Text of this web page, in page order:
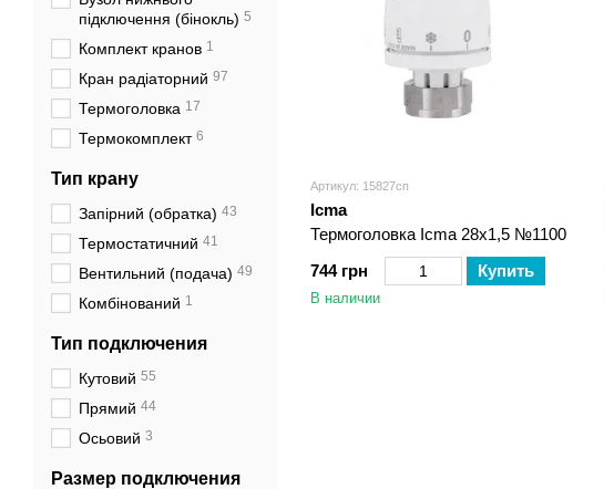
Артикул: 15827сп
Icma
Термоголовка Icma 28х1,5 №1100
744 грн
Купить
В наличии
підключення (бінокль) 5
Комплект кранов 1
Кран радіаторний 97
Термоголовка 17
Термокомплект 6
Тип крану
Запірний (обратка) 43
Термостатичний 41
Вентильний (подача) 49
Комбінований 1
Тип подключения
Кутовий 55
Прямий 44
Осьовий 3
Размер подключения